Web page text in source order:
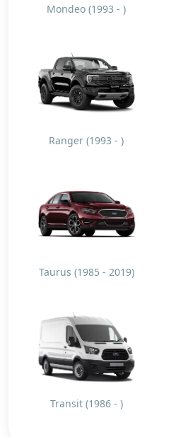
Mondeo (1993 - )
Ranger (1993 - )
Taurus (1985 - 2019)
Transit (1986 - )